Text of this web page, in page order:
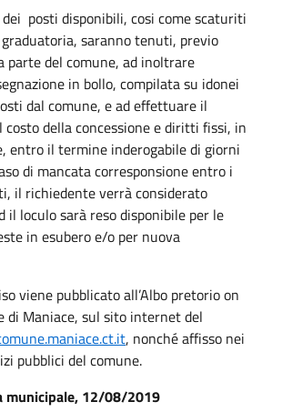
posti disponibili, cosi come scaturiti
saranno tenuti, previo
parte del comune, ad inoltrare
in bollo, compilata su idonei
dal comune, e ad effettuare il
costo della concessione e diritti fissi, in
entro il termine inderogabile di giorni
di mancata corresponsione entro i
il richiedente verrà considerato
il loculo sarà reso disponibile per le
in esubero e/o per nuova
viene pubblicato all’Albo pretorio on
di Maniace, sul sito internet del
, nonché affisso nei
pubblici del comune.
municipale, 12/08/2019